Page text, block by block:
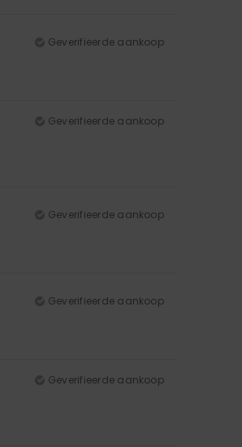
Geverifieerde aankoop
Geverifieerde aankoop
Geverifieerde aankoop
Geverifieerde aankoop
Geverifieerde aankoop